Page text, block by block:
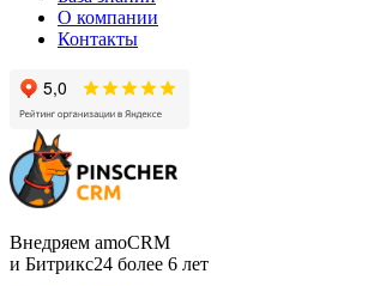
О компании
Контакты
Внедряем amoCRM
и Битрикс24 более 6 лет